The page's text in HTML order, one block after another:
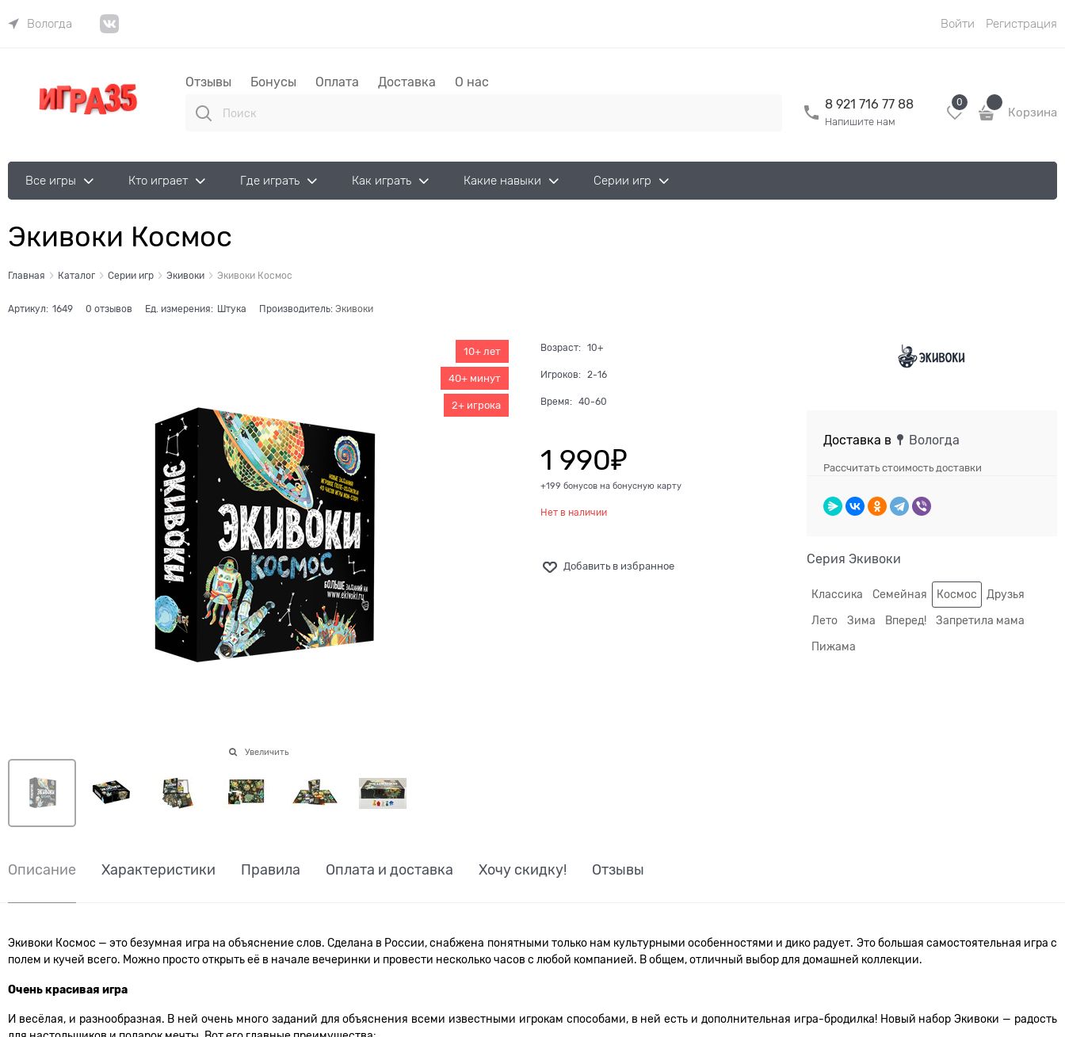
Вологда Войти Регистрация
Отзывы Бонусы Оплата Доставка
О нас
8 921 716 77 88
Напишите нам
0
Корзина
Все игры Кто играет Где играть Как играть Какие навыки Серии игр
Экивоки Космос
Главная Каталог Серии игр Экивоки Экивоки Космос
Артикул: 1649 0 отзывов Ед. измерения: Штука Производитель: Экивоки
10+ лет
40+ минут
2+ игрока
Увеличить
Возраст: 10+
Игроков: 2-16
Время: 40-60
1 990₽
+199 бонусов на бонусную карту
Нет в наличии
Добавить в избранное
Доставка в Вологда
Рассчитать стоимость доставки
Серия Экивоки
Классика Семейная Космос Друзья
Лето Зима Вперед! Запретила мама
Пижама
Описание Характеристики Правила Оплата и доставка Хочу скидку! Отзывы
Экивоки Космос — это безумная игра на объяснение слов. Сделана в России, снабжена понятными только нам культурными особенностями и дико радует. Это большая самостоятельная игра с
полем и кучей всего. Можно просто открыть её в начале вечеринки и провести несколько часов с любой компанией. В общем, отличный выбор для домашней коллекции.
Очень красивая игра
И весёлая, и разнообразная. В ней очень много заданий для объяснения всеми известными игрокам способами, в ней есть и дополнительная игра-бродилка! Новый набор Экивоки — радость